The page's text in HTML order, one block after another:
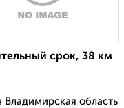
срок, 38 км
область